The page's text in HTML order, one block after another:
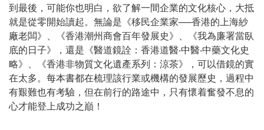
到最後，可能你也明白，欲了解一間企業的文化核心，大抵
就是從零開始讀起。無論是《移民企業家──香港的上海紗
廠老闆》、《香港潮州商會百年發展史》、《我為廉署當臥
底的日子》，還是《醫道鏡詮：香港道醫‧中醫‧中藥文化史
略》、《香港非物質文化遺產系列：涼茶》，可以借鏡的實
在太多。每本書都在梳理該行業或機構的發展歷史，過程中
有艱難也有考驗，但在前行的路途中，只有懷着奮發不息的
心才能登上成功之巔！